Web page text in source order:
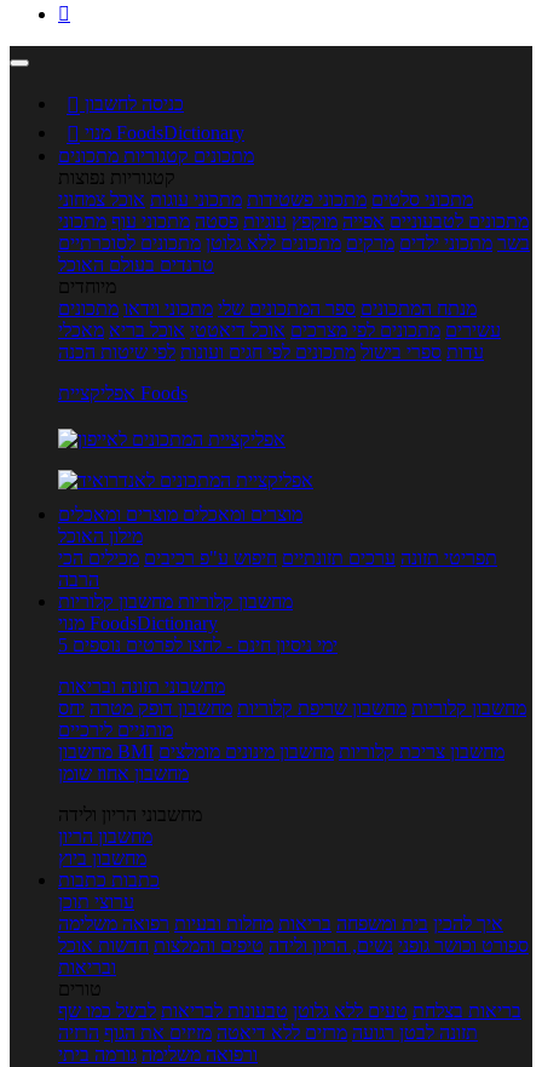

 כניסה לחשבון

מנוי FoodsDictionary
מתכונים קטגוריות מתכונים
קטגוריות נפוצות
מתכוני סלטים מתכוני פשטידות מתכוני עוגות אוכל צמחוני
מתכונים לטבעוניים אפייה מוקפץ עוגיות פסטה מתכוני עוף מתכוני
בשר מתכוני ילדים מרקים מתכונים ללא גלוטן מתכונים לסוכרתיים
טרנדים בעולם האוכל
מיוחדים
מנתח המתכונים ספר המתכונים שלי מתכוני וידאו מתכונים
עשירים מתכונים לפי מצרכים אוכל דיאטטי אוכל בריא מאכלי
עדות ספרי בישול מתכונים לפי חגים ועונות לפי שיטות הכנה
אפליקציית Foods
מוצרים ומאכלים מוצרים ומאכלים
מילון האוכל
תפריטי תזונה ערכים תזונתיים חיפוש ע"פ רכיבים מכילים הכי
הרבה
מחשבון קלוריות מחשבון קלוריות
מנוי FoodsDictionary
5 ימי ניסיון חינם - לחצו לפרטים נוספים
מחשבוני תזונה ובריאות
מחשבון קלוריות מחשבון שריפת קלוריות מחשבון דופק מטרה יחס
מותניים לירכיים
מחשבון BMI
מחשבון צריכת קלוריות מחשבון מינונים מומלצים
מחשבון אחוז שומן
מחשבוני הריון ולידה
מחשבון הריון
מחשבון ביוץ
כתבות כתבות
ערוצי תוכן
איך להכין בית ומשפחה בריאות מחלות ובעיות רפואה משלימה
ספורט וכושר גופני נשים, הריון ולידה טיפים והמלצות חדשות אוכל
ובריאות
טורים
בריאות בצלחת טעים ללא גלוטן טבעונות לבריאות לבשל כמו שף
תזונה לבטן רגועה מרזים ללא דיאטה מזיזים את הגוף הרזיה
ורפואה משלימה גורמה ביתי